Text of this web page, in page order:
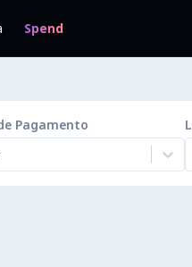
Spend
Pagamento